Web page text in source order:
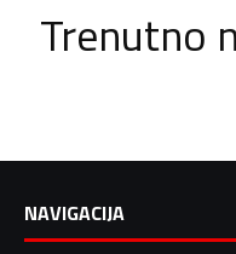
Trenutno
NAVIGACIJA